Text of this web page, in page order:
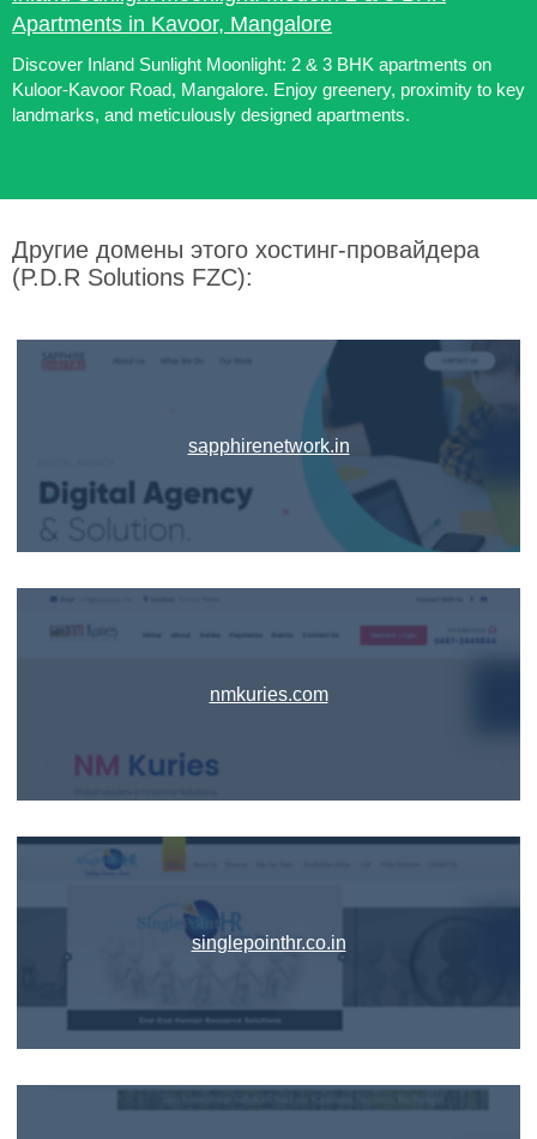
Apartments in Kavoor, Mangalore
Discover Inland Sunlight Moonlight: 2 & 3 BHK apartments on
Kuloor-Kavoor Road, Mangalore. Enjoy greenery, proximity to key
landmarks, and meticulously designed apartments.
Другие домены этого хостинг-провайдера
(P.D.R Solutions FZC):
sapphirenetwork.in
nmkuries.com
singlepointhr.co.in